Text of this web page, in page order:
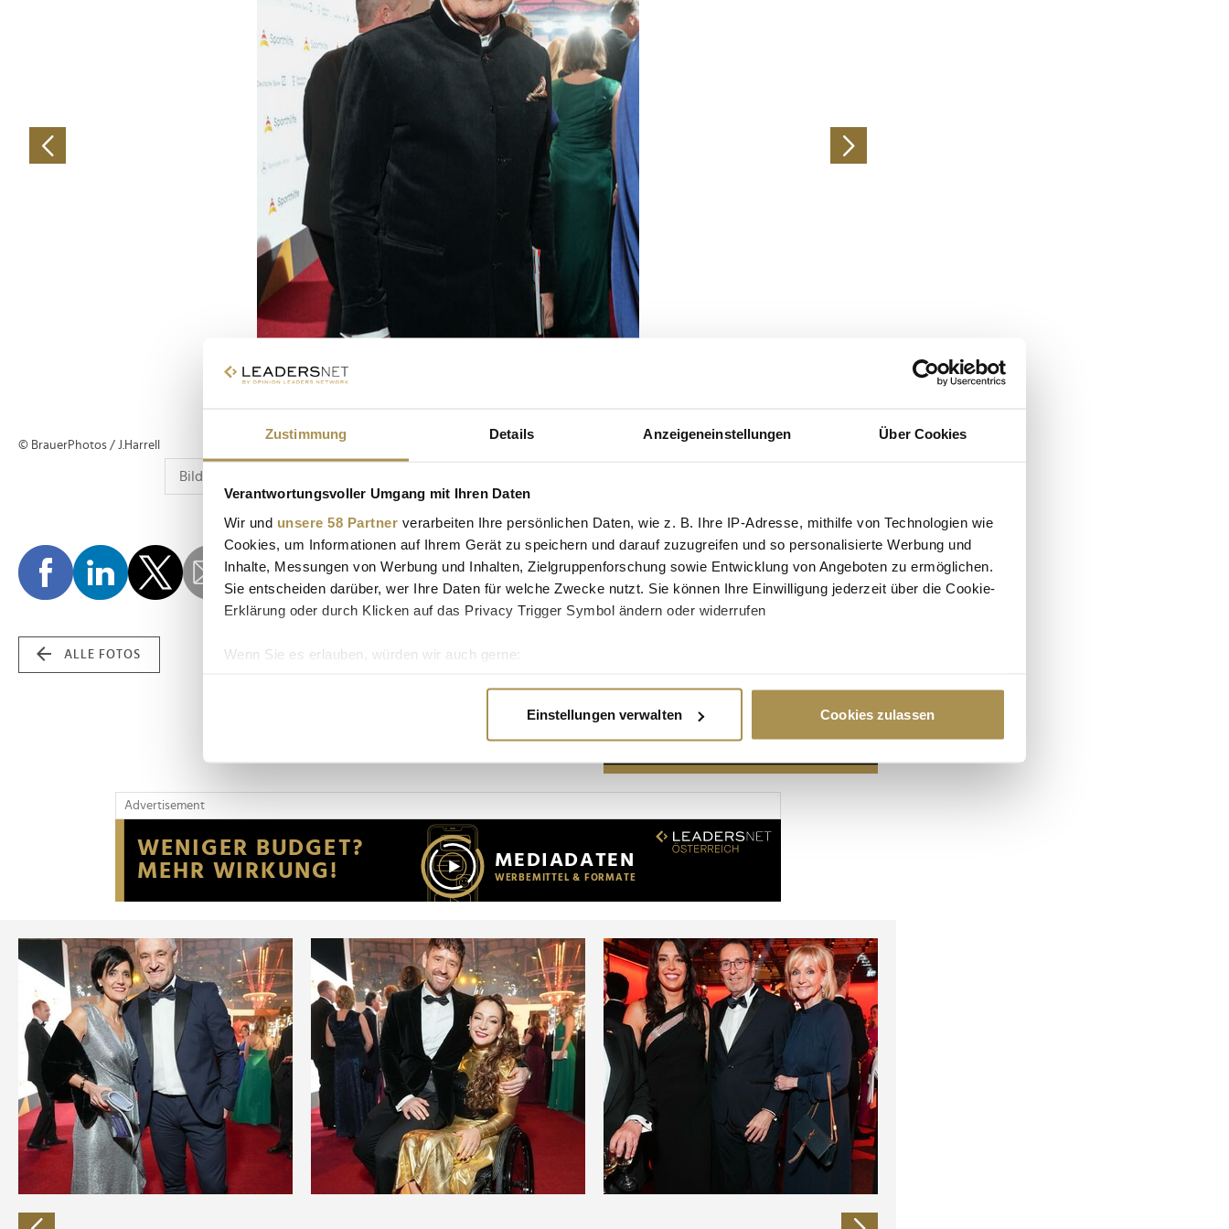
Zustimmung Details Anzeigeneinstellungen Über Cookies
Verantwortungsvoller Umgang mit Ihren Daten
Wir und unsere 58 Partner verarbeiten Ihre persönlichen Daten, wie z. B. Ihre IP-Adresse, mithilfe von Technologien wie
Cookies, um Informationen auf Ihrem Gerät zu speichern und darauf zuzugreifen und so personalisierte Werbung und
Inhalte, Messungen von Werbung und Inhalten, Zielgruppenforschung sowie Entwicklung von Angeboten zu ermöglichen.
Sie entscheiden darüber, wer Ihre Daten für welche Zwecke nutzt. Sie können Ihre Einwilligung jederzeit über die Cookie-
Erklärung oder durch Klicken auf das Privacy Trigger Symbol ändern oder widerrufen
Wenn Sie es erlauben, würden wir auch gerne:
Erfahren Sie mehr darüber, wie Ihre persönlichen Daten verarbeitet werden, und legen Sie Ihre Präferenzen im
Wir verwenden Cookies, um Inhalte und Anzeigen zu personalisieren, Funktionen für soziale Medien anbieten zu können
Website an unsere Partner für soziale Medien, Werbung und Analysen weiter. Unsere Partner führen diese Informationen
möglicherweise mit weiteren Daten zusammen, die Sie ihnen bereitgestellt haben oder die sie im Rahmen Ihrer Nutzung
der Dienste gesammelt haben.
Einstellungen verwalten Cookies zulassen
© BrauerPhotos / J.Harrell
ALLE FOTOS
Advertisement
Advertisement